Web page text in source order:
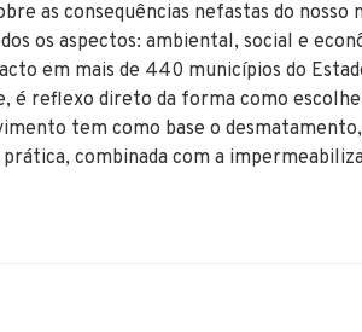
as consequências nefastas do nosso
os aspectos: ambiental, social e
em mais de 440 municípios do
é reflexo direto da forma como
tem como base o
prática, combinada com a